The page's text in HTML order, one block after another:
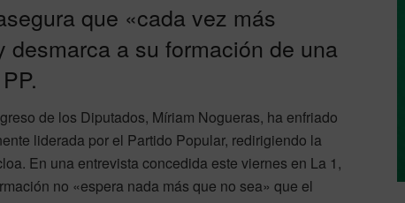
que «cada vez más
a su formación de una
de los Diputados, Míriam Nogueras, ha enfriado
liderada por el Partido Popular, redirigiendo la
En una entrevista concedida este viernes en La 1,
no «espera nada más que no sea» que el